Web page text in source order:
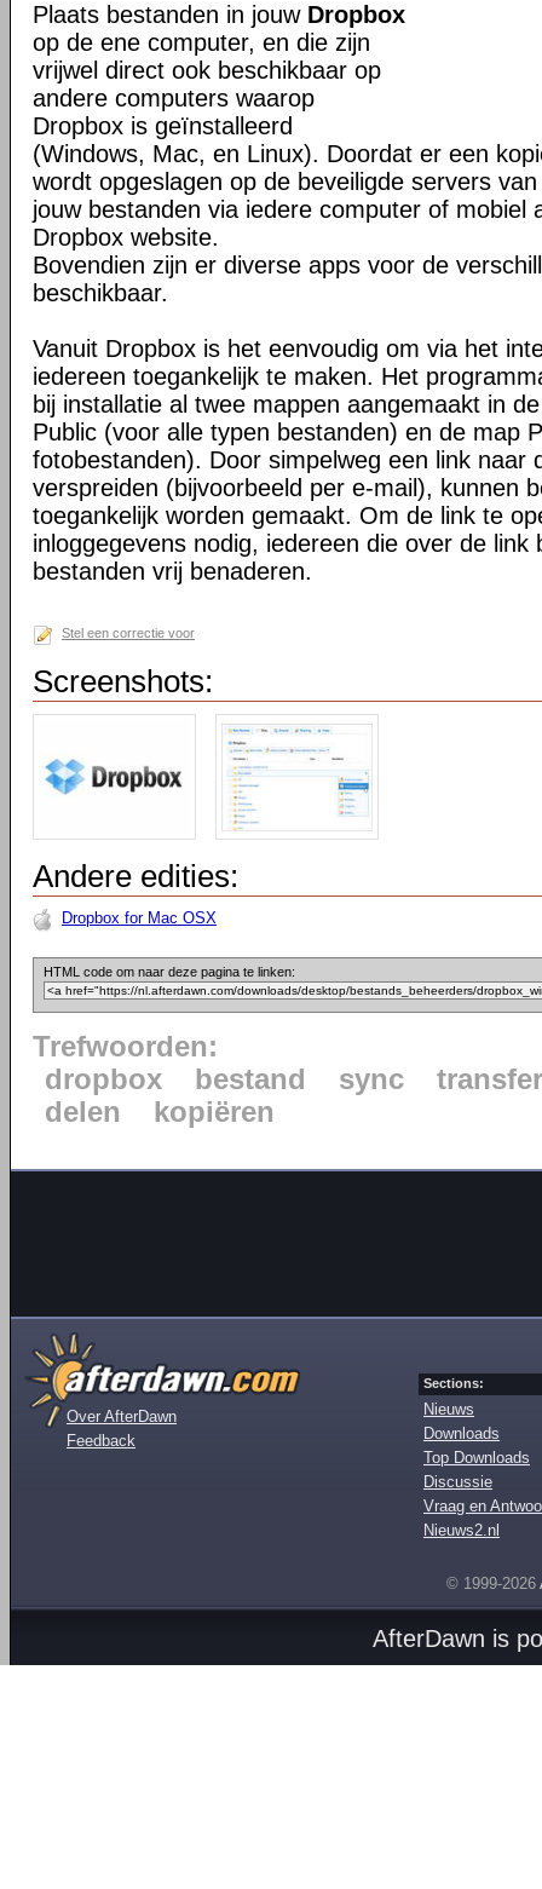
Plaats bestanden in jouw Dropbox
op de ene computer, en die zijn
vrijwel direct ook beschikbaar op
andere computers waarop
Dropbox is geïnstalleerd
(Windows, Mac, en Linux). Doordat er een
wordt opgeslagen op de beveiligde servers
jouw bestanden via iedere computer of mobiel
Dropbox website.
Bovendien zijn er diverse apps voor de
beschikbaar.
Vanuit Dropbox is het eenvoudig om via het
iedereen toegankelijk te maken. Het
bij installatie al twee mappen aangemaakt in
Public (voor alle typen bestanden) en de map
fotobestanden). Door simpelweg een link naar
verspreiden (bijvoorbeeld per e-mail), kunnen
toegankelijk worden gemaakt. Om de link te
inloggegevens nodig, iedereen die over de link
bestanden vrij benaderen.
Stel een correctie voor
Screenshots:
Andere edities:
Dropbox for Mac OSX
HTML code om naar deze pagina te linken:
Trefwoorden:
dropbox
bestand sync
transfer
delen
kopiëren
Over AfterDawn
Feedback
Sections:
Nieuws
Downloads
Top Downloads
Discussie
Vraag en
Nieuws2.nl
© 1999-2026
AfterDawn is